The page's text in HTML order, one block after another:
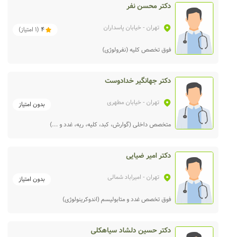
دکتر محسن نفر
تهران- خیابان پاسداران 4
(
1 امتیاز)
فوق تخصص کلیه (نفرولوژی)
دکتر جهانگیر خدادوست
تهران- خیابان مطهری بدون امتیاز
متخصص داخلی (گوارش، کبد، کلیه، ریه، غدد و ...)
دکتر امیر ضیایی
تهران- امیراباد شمالی بدون امتیاز
فوق تخصص غدد و متابولیسم (اندوکرینولوژی)
دکتر حسین دلشاد سیاهکلی